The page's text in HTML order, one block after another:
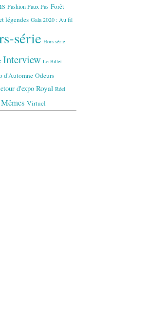
Fashion Faux Pas Forêt
légendes Gala 2020 : Au fil
série Hors série
Interview Le Billet
d'Automne Odeurs
d'expo Royal Réel
Virtuel